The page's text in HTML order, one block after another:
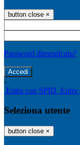
button close ×
Password dimenticata?
-
Entra con SPID Entra
Seleziona utente
button close ×